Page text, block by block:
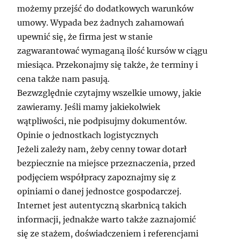
możemy przejść do dodatkowych warunków
umowy. Wypada bez żadnych zahamowań
upewnić się, że firma jest w stanie
zagwarantować wymaganą ilość kursów w ciągu
miesiąca. Przekonajmy się także, że terminy i
cena także nam pasują.
Bezwzględnie czytajmy wszelkie umowy, jakie
zawieramy. Jeśli mamy jakiekolwiek
wątpliwości, nie podpisujmy dokumentów.
Opinie o jednostkach logistycznych
Jeżeli zależy nam, żeby cenny towar dotarł
bezpiecznie na miejsce przeznaczenia, przed
podjęciem współpracy zapoznajmy się z
opiniami o danej jednostce gospodarczej.
Internet jest autentyczną skarbnicą takich
informacji, jednakże warto także zaznajomić
się ze stażem, doświadczeniem i referencjami